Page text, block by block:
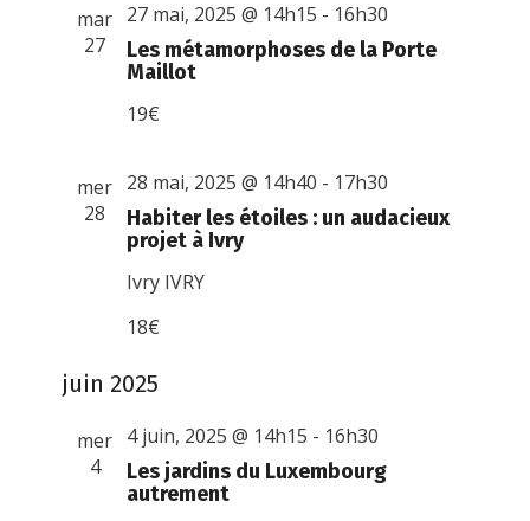
mar
27
Les métamorphoses de la Porte
Maillot
27 mai, 2025 @ 14h15 - 16h30
19€
mer
28
Habiter les étoiles : un audacieux
projet à Ivry
28 mai, 2025 @ 14h40 - 17h30
Ivry IVRY
18€
juin 2025
mer
4
Les jardins du Luxembourg
autrement
4 juin, 2025 @ 14h15 - 16h30